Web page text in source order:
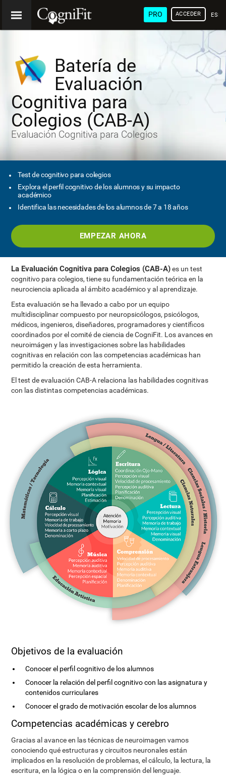
PRO ACCEDER
Batería de
Evaluación
Cognitiva para
Colegios (CAB-A)
Evaluación Cognitiva para Colegios
Test de cognitivo para colegios
Explora el perfil cognitivo de los alumnos y su impacto
académico
Identifica las necesidades de los alumnos de 7 a 18 años
EMPEZAR AHORA
La Evaluación Cognitiva para Colegios (CAB-A)es un test
cognitivo para colegios, tiene su fundamentación teórica en la
neurociencia aplicada al ámbito académico y al aprendizaje.
Esta evaluación se ha llevado a cabo por un equipo
multidisciplinar compuesto por neuropsicólogos, psicólogos,
médicos, ingenieros, diseñadores, programadores y científicos
coordinados por el comité de ciencia de CogniFit. Los avances en
neuroimágen y las investigaciones sobre las habilidades
cognitivas en relación con las competencias académicas han
permitido la creación de esta herramienta.
El test de evaluación CAB-A relaciona las habilidades cognitivas
con las distintas competencias académicas.
Objetivos de la evaluación
Conocer el perfil cognitivo de los alumnos
Conocer la relación del perfil cognitivo con las asignatura y
contenidos curriculares
Conocer el grado de motivación escolar de los alumnos
Competencias académicas y cerebro
Gracias al avance en las técnicas de neuroimagen vamos
conociendo qué estructuras y circuitos neuronales están
implicados en la resolución de problemas, el cálculo, la lectura, la
escritura, en la lógica o en la comprensión del lenguaje.